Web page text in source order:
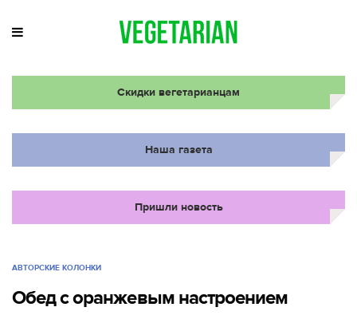
Скидки вегетарианцам
Наша газета
Пришли новость
АВТОРСКИЕ КОЛОНКИ
Обед с оранжевым настроением